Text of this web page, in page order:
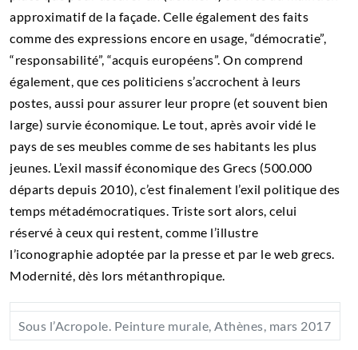
approximatif de la façade. Celle également des faits
comme des expressions encore en usage, “démocratie”,
“responsabilité”, “acquis européens”. On comprend
également, que ces politiciens s’accrochent à leurs
postes, aussi pour assurer leur propre (et souvent bien
large) survie économique. Le tout, après avoir vidé le
pays de ses meubles comme de ses habitants les plus
jeunes. L’exil massif économique des Grecs (500.000
départs depuis 2010), c’est finalement l’exil politique des
temps métadémocratiques. Triste sort alors, celui
réservé à ceux qui restent, comme l’illustre
l’iconographie adoptée par la presse et par le web grecs.
Modernité, dès lors métanthropique.
Sous l’Acropole. Peinture murale, Athènes, mars 2017